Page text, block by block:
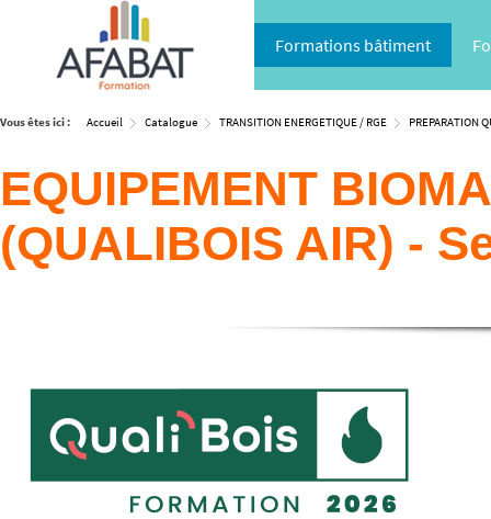
Formations bâtiment
Vous êtes ici : Accueil Catalogue TRANSITION ENERGETIQUE / RGE PREPARATION
EQUIPEMENT
(QUALIBOIS AIR) -